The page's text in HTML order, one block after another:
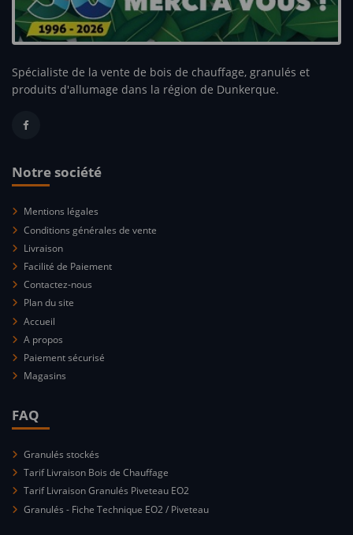
Spécialiste de la vente de bois de chauffage, granulés et
produits d'allumage dans la région de Dunkerque.
Notre société
Mentions légales
Conditions générales de vente
Livraison
Facilité de Paiement
Contactez-nous
Plan du site
Accueil
A propos
Paiement sécurisé
Magasins
FAQ
Granulés stockés
Tarif Livraison Bois de Chauffage
Tarif Livraison Granulés Piveteau EO2
Granulés - Fiche Technique EO2 / Piveteau